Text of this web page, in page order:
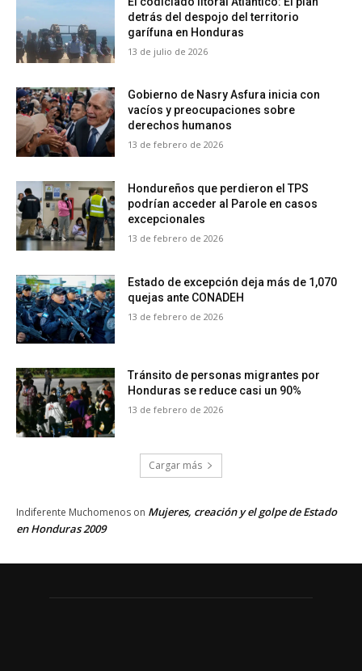
detrás del despojo del territorio
garífuna en Honduras
13 de julio de 2026
Gobierno de Nasry Asfura inicia con
vacíos y preocupaciones sobre
derechos humanos
13 de febrero de 2026
Hondureños que perdieron el TPS
podrían acceder al Parole en casos
excepcionales
13 de febrero de 2026
Estado de excepción deja más de 1,070
quejas ante CONADEH
13 de febrero de 2026
Tránsito de personas migrantes por
Honduras se reduce casi un 90%
13 de febrero de 2026
Cargar más
Indiferente Muchomenos on Mujeres, creación y el golpe de Estado
en Honduras 2009